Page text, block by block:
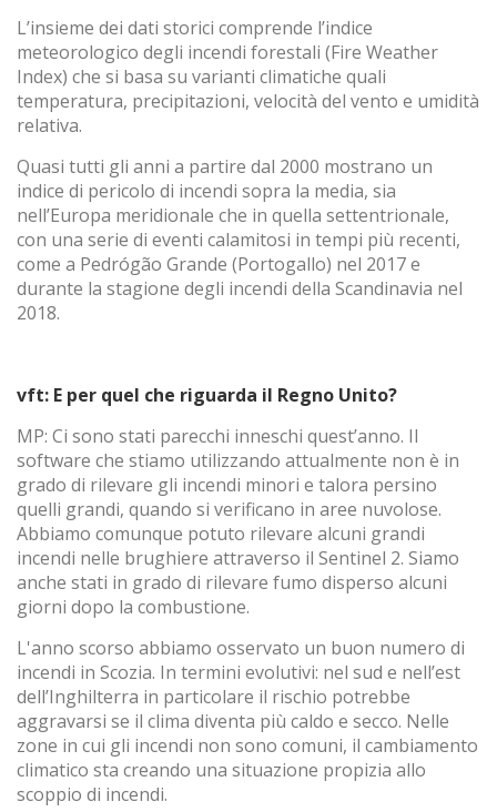
L’insieme dei dati storici comprende l’indice
meteorologico degli incendi forestali (Fire Weather
Index) che si basa su varianti climatiche quali
temperatura, precipitazioni, velocità del vento e umidità
relativa.
Quasi tutti gli anni a partire dal 2000 mostrano un
indice di pericolo di incendi sopra la media, sia
nell’Europa meridionale che in quella settentrionale,
con una serie di eventi calamitosi in tempi più recenti,
come a Pedrógão Grande (Portogallo) nel 2017 e
durante la stagione degli incendi della Scandinavia nel
2018.
vft: E per quel che riguarda il Regno Unito?
MP: Ci sono stati parecchi inneschi quest’anno. Il
software che stiamo utilizzando attualmente non è in
grado di rilevare gli incendi minori e talora persino
quelli grandi, quando si verificano in aree nuvolose.
Abbiamo comunque potuto rilevare alcuni grandi
incendi nelle brughiere attraverso il Sentinel 2. Siamo
anche stati in grado di rilevare fumo disperso alcuni
giorni dopo la combustione.
L'anno scorso abbiamo osservato un buon numero di
incendi in Scozia. In termini evolutivi: nel sud e nell’est
dell’Inghilterra in particolare il rischio potrebbe
aggravarsi se il clima diventa più caldo e secco. Nelle
zone in cui gli incendi non sono comuni, il cambiamento
climatico sta creando una situazione propizia allo
scoppio di incendi.